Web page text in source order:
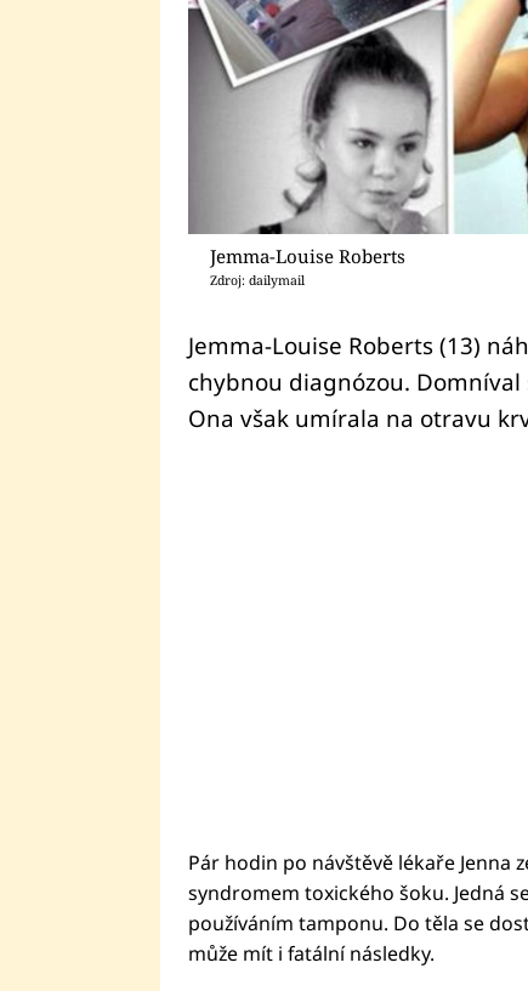
Jemma-Louise Roberts
Zdroj: dailymail
Jemma-Louise Roberts (13)
chybnou diagnózou.
Ona však umírala na otravu
Pár hodin po návštěvě lékaře Jenna
syndromem toxického šoku. Jedná
používáním tamponu. Do těla se
může mít i fatální následky.